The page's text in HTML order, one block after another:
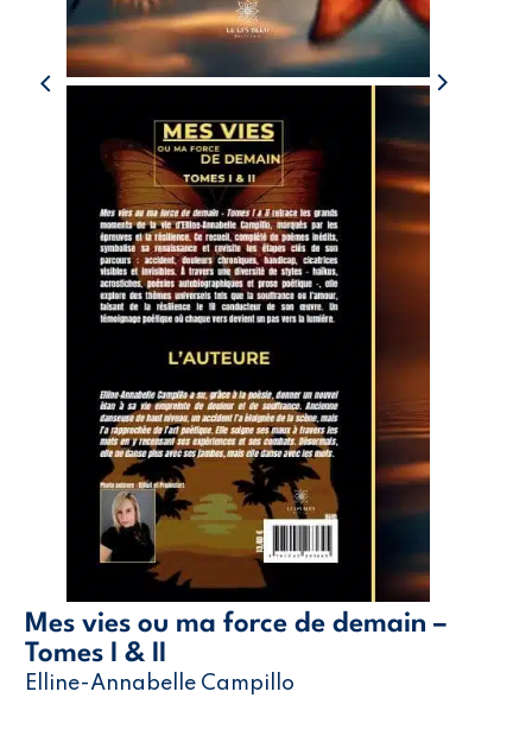
Mes vies ou ma force de demain –
Tomes I & II
Elline-Annabelle Campillo